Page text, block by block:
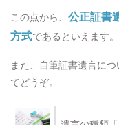
この点から、 公正証書
方式であるといえます。
また、自筆証書遺言に
てどうぞ。